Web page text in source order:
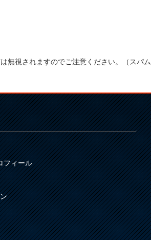
無視されますのでご注意ください。（スパム
フィール